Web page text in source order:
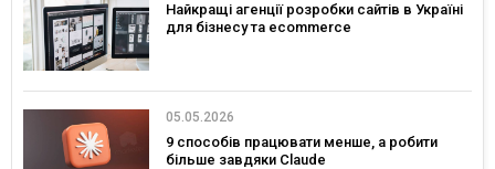
Найкращі агенції розробки сайтів в Україні
для бізнесу та ecommerce
05.05.2026
9 способів працювати менше, а робити
більше завдяки Claude